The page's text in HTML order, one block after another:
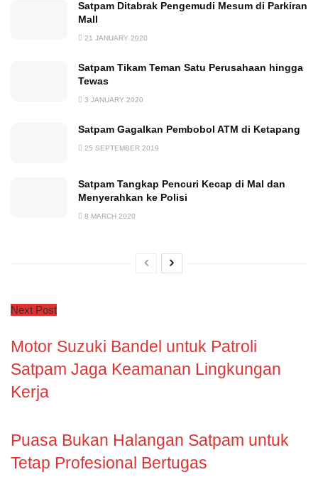
Satpam Ditabrak Pengemudi Mesum di Parkiran
Mall
21 JANUARY 2020
Satpam Tikam Teman Satu Perusahaan hingga
Tewas
3 JANUARY 2020
Satpam Gagalkan Pembobol ATM di Ketapang
25 SEPTEMBER 2019
Satpam Tangkap Pencuri Kecap di Mal dan
Menyerahkan ke Polisi
8 MARCH 2020
Next Post
Motor Suzuki Bandel untuk Patroli
Satpam Jaga Keamanan Lingkungan
Kerja
Puasa Bukan Halangan Satpam untuk
Tetap Profesional Bertugas